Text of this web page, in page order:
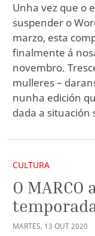
Unha vez que o
suspender o
marzo, esta
finalmente á
novembro.
mulleres –
nunha edición
dada a situación
CULTURA
O
MARTES, 13 OUT2020